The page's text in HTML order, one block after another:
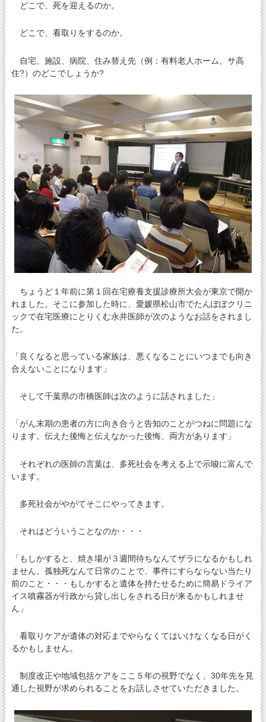
どこで、死を迎えるのか。
どこで、看取りをするのか。
自宅、施設、病院、住み替え先（例：有料老人ホーム、サ高
住?）のどこでしょうか?
ちょうど１年前に第１回在宅療養支援診療所大会が東京で開か
れました。そこに参加した時に、愛媛県松山市でたんぽぽクリニ
ックで在宅医療にとりくむ永井医師が次のようなお話をされまし
た。
「良くなると思っている家族は、悪くなることにいつまでも向き
合えないことになります」
そして千葉県の市橋医師は次のように話されました」
「がん末期の患者の方に向き合うと告知のことがつねに問題にな
ります。伝えた後悔と伝えなかった後悔、両方があります」
それぞれの医師の言葉は、多死社会を考える上で示唆に富んで
います。
多死社会がやがてそこにやってきます。
それはどういうことなのか・・・
「もしかすると、焼き場が３週間待ちなんてザラになるかもしれ
ません。孤独死なんて日常のことで、事件にすらならない当たり
前のこと・・・もしかすると遺体を持たせるために簡易ドライア
イス噴霧器が行政から貸し出しをされる日が来るかもしれませ
ん」
看取りケアが遺体の対応までやらなくてはいけなくなる日がく
るかもしません。
制度改正や地域包括ケアをここ５年の視野でなく、30年先を見
通した視野が求められることをお話しさせていただきました。